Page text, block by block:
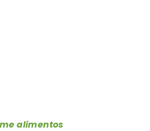
alimentos